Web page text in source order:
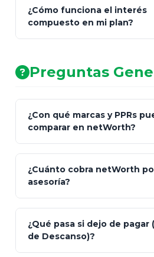
AA (Muy Fuerte)
¿Cómo funciona el interés
compuesto en mi plan?
Preguntas
¿Con qué marcas y PPRs
comparar en netWorth?
¿Cuánto cobra netWorth
asesoría?
¿Qué pasa si dejo de pagar
de Descanso)?